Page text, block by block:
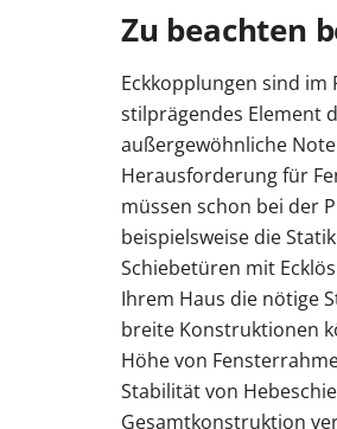
Zu beachten
Eckkopplungen sind
stilprägendes Element
außergewöhnliche
Herausforderung für
müssen schon bei der
beispielsweise die
Schiebetüren mit
Ihrem Haus die nötige
breite Konstruktionen
Höhe von
Stabilität von
Gesamtkonstruktion